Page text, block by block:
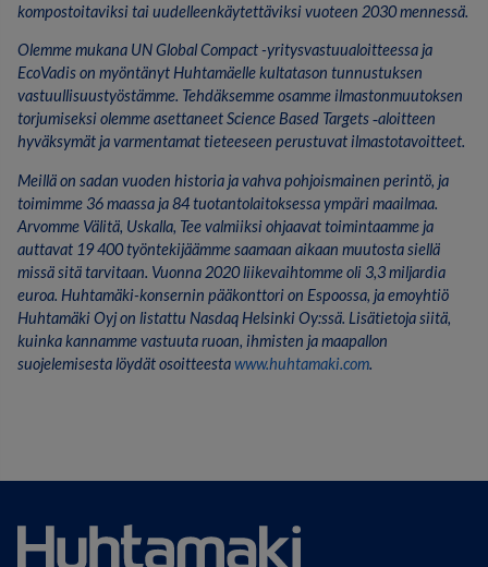
kompostoitaviksi tai uudelleenkäytettäviksi vuoteen 2030 mennessä.
Olemme mukana UN Global Compact -yritysvastuualoitteessa ja
EcoVadis on myöntänyt Huhtamäelle kultatason tunnustuksen
vastuullisuustyöstämme. Tehdäksemme osamme ilmastonmuutoksen
torjumiseksi olemme asettaneet Science Based Targets‑aloitteen
hyväksymät ja varmentamat tieteeseen perustuvat ilmastotavoitteet.
Meillä on sadan vuoden historia ja vahva pohjoismainen perintö, ja
toimimme 36 maassa ja 84 tuotantolaitoksessa ympäri maailmaa.
Arvomme Välitä, Uskalla, Tee valmiiksi ohjaavat toimintaamme ja
auttavat 19 400 työntekijäämme saamaan aikaan muutosta siellä
missä sitä tarvitaan. Vuonna 2020 liikevaihtomme oli 3,3 miljardia
euroa. Huhtamäki-konsernin pääkonttori on Espoossa, ja emoyhtiö
Huhtamäki Oyj on listattu Nasdaq Helsinki Oy:ssä. Lisätietoja siitä,
kuinka kannamme vastuuta ruoan, ihmisten ja maapallon
suojelemisesta löydät osoitteestawww.huhtamaki.com.